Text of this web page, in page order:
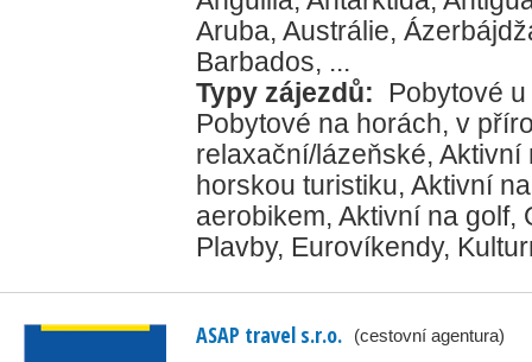
Aruba, Austrálie,
Barbados, ...
Typy zájezdů:
Pobytové
Pobytové na horách, v
relaxační/lázeňské, Aktivní
horskou turistiku, Aktivní
aerobikem, Aktivní na golf,
Plavby, Eurovíkendy,
ASAP travel s.r.o. (cestovní agentura)